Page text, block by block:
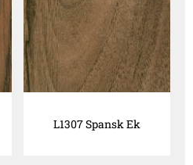
L1307 Spansk Ek